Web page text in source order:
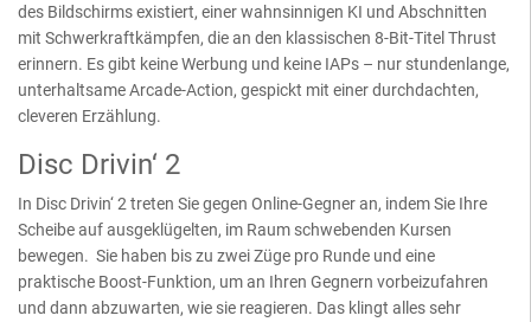
des Bildschirms existiert, einer wahnsinnigen KI und Abschnitten
mit Schwerkraftkämpfen, die an den klassischen 8-Bit-Titel Thrust
erinnern. Es gibt keine Werbung und keine IAPs – nur stundenlange,
unterhaltsame Arcade-Action, gespickt mit einer durchdachten,
cleveren Erzählung.
Disc Drivin‘ 2
In Disc Drivin‘ 2 treten Sie gegen Online-Gegner an, indem Sie Ihre
Scheibe auf ausgeklügelten, im Raum schwebenden Kursen
bewegen. Sie haben bis zu zwei Züge pro Runde und eine
praktische Boost-Funktion, um an Ihren Gegnern vorbeizufahren
und dann abzuwarten, wie sie reagieren. Das klingt alles sehr